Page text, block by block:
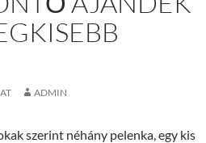
ADMIN
szerint néhány pelenka, egy kis